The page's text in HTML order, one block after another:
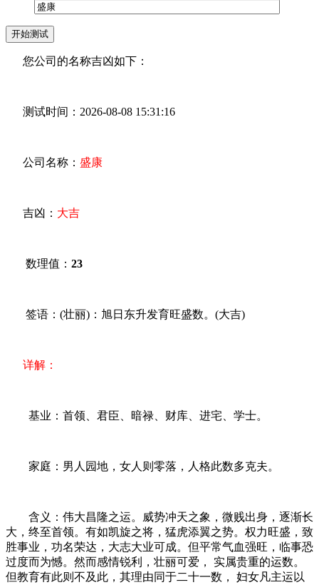
您公司的名称吉凶如下：
测试时间：2026-08-08 15:31:16
公司名称： 盛康
吉凶： 大吉
数理值： 23
签语：(壮丽)：旭日东升发育旺盛数。(大吉)
详解：
基业：首领、君臣、暗禄、财库、进宅、学士。
家庭：男人园地，女人则零落，人格此数多克夫。
含义：伟大昌隆之运。威势冲天之象，微贱出身，逐渐长
大，终至首领。有如凯旋之将，猛虎添翼之势。权力旺盛，致
胜事业，功名荣达，大志大业可成。但平常气血强旺，临事恐
过度而为憾。然而感情锐利，壮丽可爱， 实属贵重的运数。
但教育有此则不及此，其理由同于二十一数， 妇女凡主运以